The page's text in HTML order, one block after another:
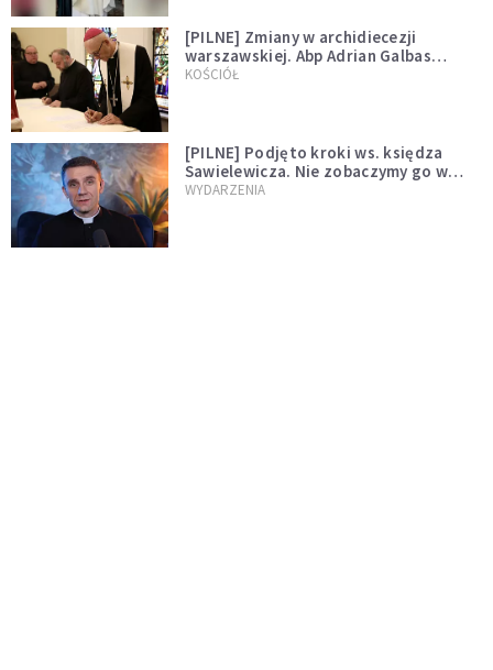
[PILNE] Zmiany w archidiecezji
warszawskiej. Abp Adrian Galbas
wręczył dekrety nowym proboszczom
KOŚCIÓŁ
[PILNE] Podjęto kroki ws. księdza
Sawielewicza. Nie zobaczymy go w
mediach
WYDARZENIA